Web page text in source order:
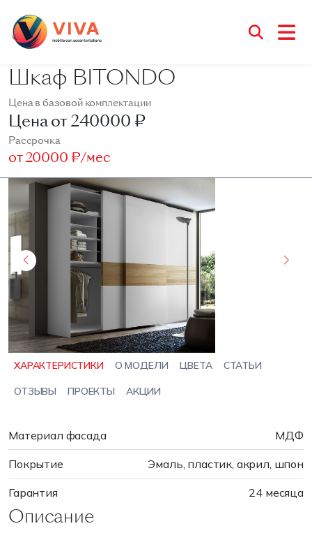
Шкаф BITONDO
Цена в базовой комплектации
Цена от240000 ₽
Рассрочка
от20000 ₽/мес
ХАРАКТЕРИСТИКИ О МОДЕЛИ ЦВЕТА СТАТЬИ
ОТЗЫВЫ ПРОЕКТЫ АКЦИИ
Материал фасада МДФ
Покрытие Эмаль, пластик, акрил, шпон
Гарантия 24 месяца
Описание